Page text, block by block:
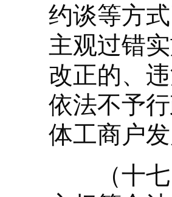
约谈等方
主观过错
改正的、
依法不予
体工商户
（十七